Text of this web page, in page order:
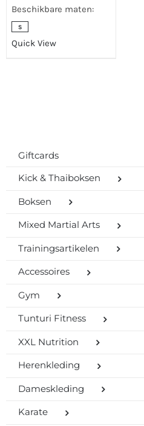
Beschikbare maten:
S
Quick View
Giftcards
Kick & Thaiboksen
Boksen
Mixed Martial Arts
Trainingsartikelen
Accessoires
Gym
Tunturi Fitness
XXL Nutrition
Herenkleding
Dameskleding
Karate